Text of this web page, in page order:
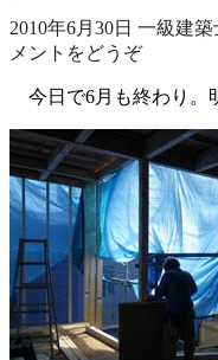
2010年6月30日 一級建
メントをどうぞ
今日で6月も終わり。